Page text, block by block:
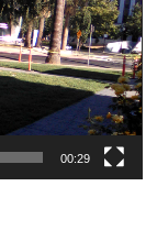
00:29